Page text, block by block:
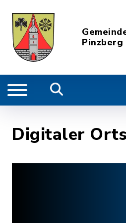
Pinzberg
Digitaler